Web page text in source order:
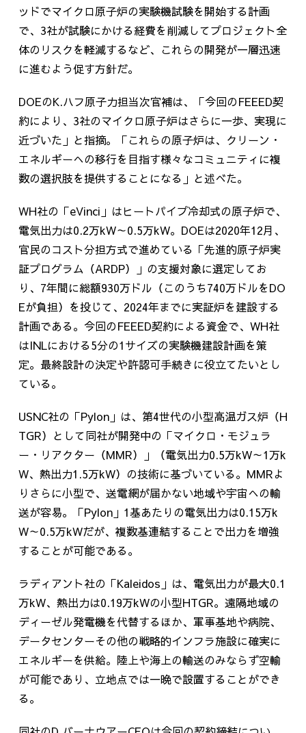
ッドでマイクロ原子炉の実験機試験を開始する計画
で、 3社が試験にかける経費を削減してプロジェクト全
体のリスクを軽減するなど、これらの開発が一層迅速
に進むよう促す方針だ。
DOEのK.ハフ原子力担当次官補は、「今回のFEEED契
約により、 3社のマイクロ原子炉はさらに一歩、実現に
近づいた」と指摘。「これらの原子炉は、クリーン・
エネルギーへの移行を目指す様々なコミュニティに複
数の選択肢を提供することになる」と述べた。
WH社の「eVinci 」はヒートパイプ冷却式の原子炉で、
電気出力は0.2万kW～0.5万kW。 DOEは2020年12月、
官民のコスト分担方式で進めている「先進的原子炉実
証プログラム（ARDP）」の支援対象に選定してお
り、 7年間に総額930万ドル（このうち740万ドルをDO
Eが負担）を投じて、 2024年までに実証炉を建設する
計画である。今回のFEEED契約による資金で、 WH社
はINLにおける5分の1サイズの実験機建設計画を策
定。最終設計の決定や許認可手続きに役立てたいとし
ている。
USNC社の「Pylon」は、第4世代の小型高温ガス炉（H
TGR）として同社が開発中の「マイクロ・モジュラ
ー・リアクター（MMR）」（電気出力0.5万kW～1万k
W、熱出力1.5万kW）の技術に基づいている。 MMRよ
りさらに小型で、送電網が届かない地域や宇宙への輸
送が容易。「Pylon」 1基あたりの電気出力は0.15万k
W～0.5万kWだが、複数基連結することで出力を増強
することが可能である。
ラディアント社の「Kaleidos 」は、電気出力が最大0.1
万kW、熱出力は0.19万kWの小型HTGR。遠隔地域の
ディーゼル発電機を代替するほか、軍事基地や病院、
データセンターその他の戦略的インフラ施設に確実に
エネルギーを供給。陸上や海上の輸送のみならず空輸
が可能であり、立地点では一晩で設置することができ
る。